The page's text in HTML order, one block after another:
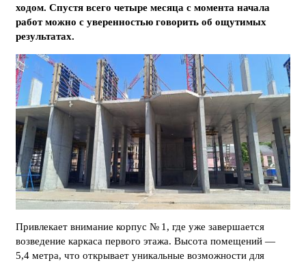
ходом. Спустя всего четыре месяца с момента начала
работ можно с уверенностью говорить об ощутимых
результатах.
Привлекает внимание корпус № 1, где уже завершается
возведение каркаса первого этажа. Высота помещений —
5,4 метра, что открывает уникальные возможности для